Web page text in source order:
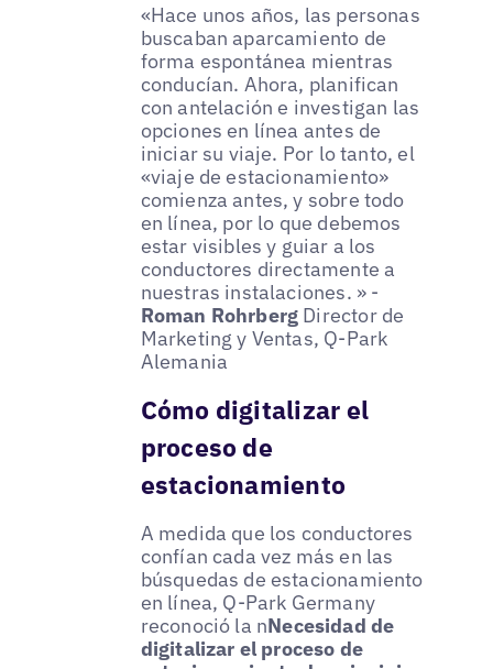
«Hace unos años, las personas
buscaban aparcamiento de
forma espontánea mientras
conducían. Ahora, planifican
con antelación e investigan las
opciones en línea antes de
iniciar su viaje. Por lo tanto, el
«viaje de estacionamiento»
comienza antes, y sobre todo
en línea, por lo que debemos
estar visibles y guiar a los
conductores directamente a
nuestras instalaciones. » -
Roman Rohrberg Director de
Marketing y Ventas, Q-Park
Alemania
Cómo digitalizar el
proceso de
estacionamiento
A medida que los conductores
confían cada vez más en las
búsquedas de estacionamiento
en línea, Q-Park Germany
reconoció la nNecesidad de
digitalizar el proceso de